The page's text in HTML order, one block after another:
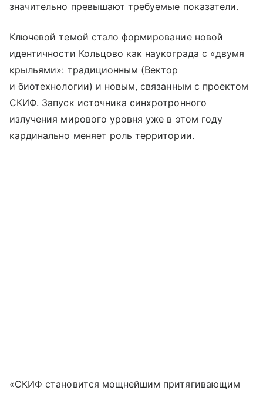
значительно превышают требуемые показатели.
Ключевой темой стало формирование новой
идентичности Кольцово как наукограда с «двумя
крыльями»: традиционным (Вектор
и биотехнологии) и новым, связанным с проектом
СКИФ. Запуск источника синхротронного
излучения мирового уровня уже в этом году
кардинально меняет роль территории.
«СКИФ становится мощнейшим притягивающим